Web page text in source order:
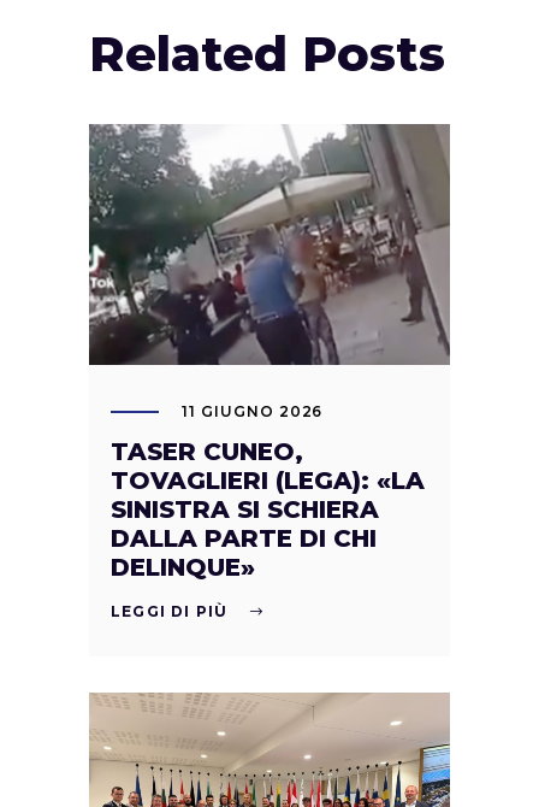
Related Posts
11 GIUGNO 2026
TASER CUNEO,
TOVAGLIERI (LEGA): «LA
SINISTRA SI SCHIERA
DALLA PARTE DI CHI
DELINQUE»
LEGGI DI PIÙ